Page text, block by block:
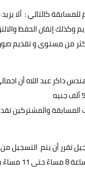
وكذلك إتقان الحفظ
من مستوى و تقديم
داكر عبد اللاه أن
والمشتركين
رمضان يوميًا